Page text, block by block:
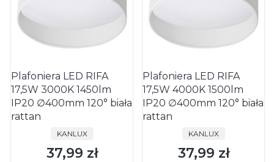
Plafoniera LED RIFA
17,5W 3000K 1450lm
IP20 ∅400mm 120° biała
rattan
PRODUCENT
KANLUX
Cena
37,99 zł
Plafoniera LED RIFA
17,5W 4000K 1500lm
IP20 ∅400mm 120° biała
rattan
PRODUCENT
KANLUX
Cena
37,99 zł